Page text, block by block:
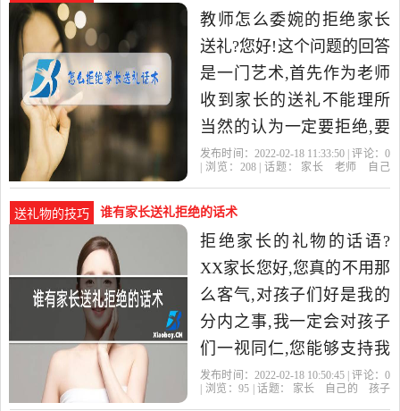
教师怎么委婉的拒绝家长
送礼?您好!这个问题的回答
是一门艺术,首先作为老师
收到家长的送礼不能理所
当然的认为一定要拒绝,要
具体分清情。拒绝家长的
您
发布时间：2022-02-18 11:33:50 | 评论： 0
| 浏览： 208| 话题： 家长 老师
自己
送礼物的技巧 谁有家长送礼拒绝的话术
拒绝家长的礼物的话语?
XX家长您好,您真的不用那
么客气,对孩子们好是我的
分内之事,我一定会对孩子
们一视同仁,您能够支持我
的工作我已经非常感激
发布时间：2022-02-18 10:50:45 | 评论： 0
| 浏览：95 | 话题： 家长 自己的
孩子